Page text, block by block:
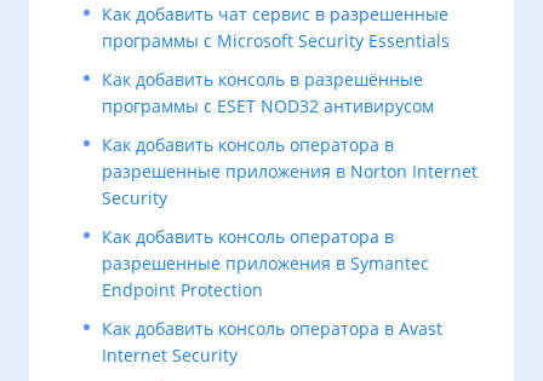
Как добавить чат сервис в разрешенные
программы с Microsoft Security Essentials
Как добавить консоль в разрешённые
программы с ESET NOD32 антивирусом
Как добавить консоль оператора в
разрешенные приложения в Norton Internet
Security
Как добавить консоль оператора в
разрешенные приложения в Symantec
Endpoint Protection
Как добавить консоль оператора в Avast
Internet Security